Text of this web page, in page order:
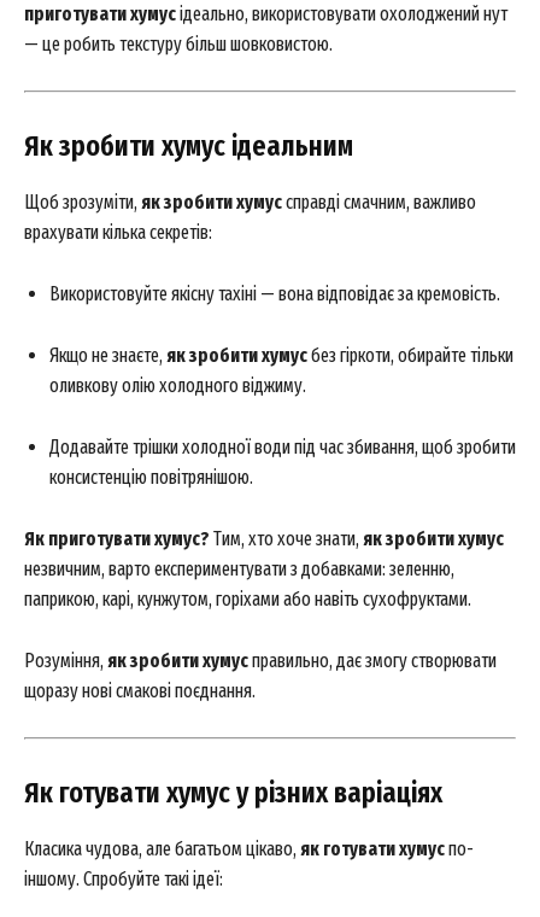
приготувати хумусідеально, використовувати охолоджений нут
— це робить текстуру більш шовковистою.
Як зробити хумус ідеальним
Щоб зрозуміти, як зробити хумуссправді смачним, важливо
врахувати кілька секретів:
Використовуйте якісну тахіні — вона відповідає за кремовість.
Якщо не знаєте, як зробити хумусбез гіркоти, обирайте тільки
оливкову олію холодного віджиму.
Додавайте трішки холодної води під час збивання, щоб зробити
консистенцію повітрянішою.
Як приготувати хумус? Тим, хто хоче знати, як зробити хумус
незвичним, варто експериментувати з добавками: зеленню,
паприкою, карі, кунжутом, горіхами або навіть сухофруктами.
Розуміння, як зробити хумусправильно, дає змогу створювати
щоразу нові смакові поєднання.
Як готувати хумус у різних варіаціях
Класика чудова, але багатьом цікаво, як готувати хумуспо-
іншому. Спробуйте такі ідеї: